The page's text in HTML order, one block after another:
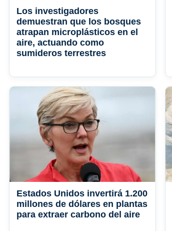
Los investigadores
demuestran que los bosques
atrapan microplásticos en el
aire, actuando como
sumideros terrestres
Estados Unidos invertirá 1.200
millones de dólares en plantas
para extraer carbono del aire